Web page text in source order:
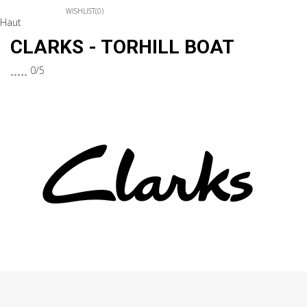
WISHLIST 0
Haut
CLARKS - TORHILL BOAT
0/5